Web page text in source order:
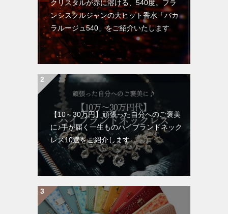
クリスタルが赤に溶ける、540度。フラ
ンシスクルジャンの大ヒット香水「バカ
ラルージュ540」をご紹介いたします
【10～30万円】頑張った自分へのご褒美
に♪手が届く一生ものハイブランドネック
レス10選をご紹介します